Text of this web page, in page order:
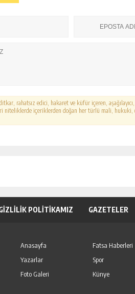
rahatsız edici, hakaret ve küfür içeren,
niteliklerde içeriklerden doğan her türlü mali,
POLİTİKAMIZ GAZETELER
Anasayfa Fatsa Haberleri
Yazarlar
Spor
Foto Galeri
Künye